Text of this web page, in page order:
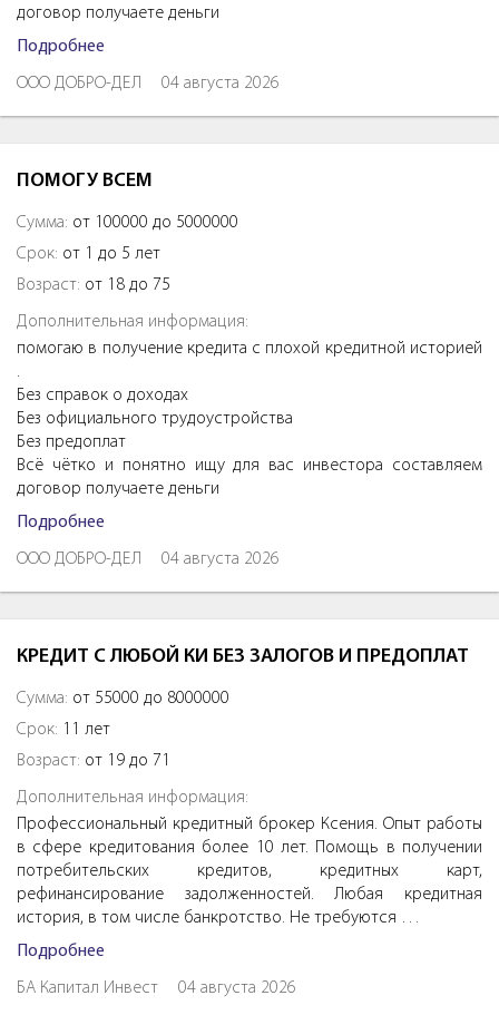
договор получаете деньги
Подробнее
ООО ДОБРО-ДЕЛ 04 августа 2026
ПОМОГУ ВСЕМ
Сумма: от 100000 до 5000000
Срок: от 1 до 5 лет
Возраст: от 18 до 75
Дополнительная информация:
помогаю в получение кредита с плохой кредитной историей
.
Без справок о доходах
Без официального трудоустройства
Без предоплат
Всё чётко и понятно ищу для вас инвестора составляем
договор получаете деньги
Подробнее
ООО ДОБРО-ДЕЛ 04 августа 2026
КРЕДИТ С ЛЮБОЙ КИ БЕЗ ЗАЛОГОВ И ПРЕДОПЛАТ
Сумма: от 55000 до 8000000
Срок: 11 лет
Возраст: от 19 до 71
Дополнительная информация:
Профессиональный кредитный брокер Ксения. Опыт работы
в сфере кредитования более 10 лет. Помощь в получении
потребительских кредитов, кредитных карт,
рефинансирование задолженностей. Любая кредитная
история, в том числе банкротство. Не требуются …
Подробнее
БА Капитал Инвест 04 августа 2026